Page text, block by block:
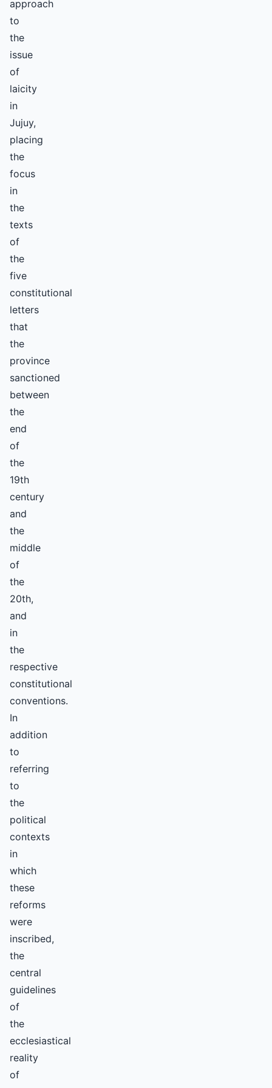
approach
to
the
issue
of
laicity
in
Jujuy,
placing
the
focus
in
the
texts
of
the
five
constitutional
letters
that
the
province
sanctioned
between
the
end
of
the
19th
century
and
the
middle
of
the
20th,
and
in
the
respective
constitutional
conventions.
In
addition
to
referring
to
the
political
contexts
in
which
these
reforms
were
inscribed,
the
central
guidelines
of
the
ecclesiastical
reality
of